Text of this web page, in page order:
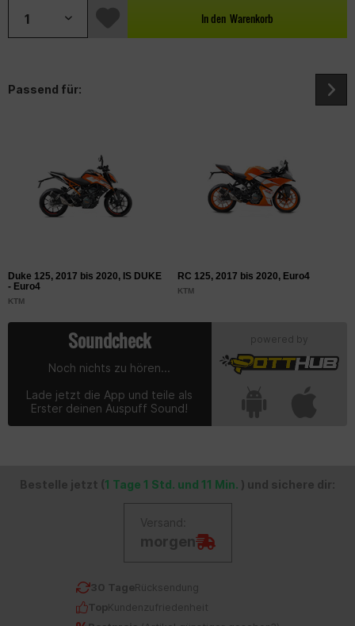
In den Warenkorb
Passend für:
Duke 125, 2017 bis 2020, IS DUKE
- Euro4
KTM
RC 125, 2017 bis 2020, Euro4
KTM
Soundcheck
Noch nichts zu hören...
Lade jetzt die App und teile als
Erster deinen Auspuff Sound!
powered by
Bestelle jetzt (1 Tage 1 Std. und 11 Min. ) und sichere dir:
Versand:
morgen
30 TageRücksendung
TopKundenzufriedenheit